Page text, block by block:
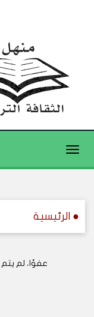
Toggle
● الرئيسية
عفوًا، لم